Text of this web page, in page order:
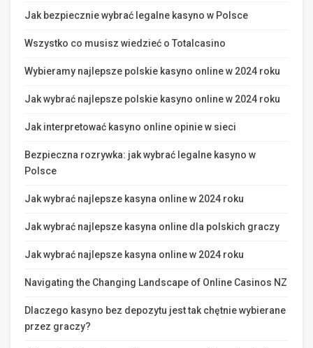
Jak bezpiecznie wybrać legalne kasyno w Polsce
Wszystko co musisz wiedzieć o Totalcasino
Wybieramy najlepsze polskie kasyno online w 2024 roku
Jak wybrać najlepsze polskie kasyno online w 2024 roku
Jak interpretować kasyno online opinie w sieci
Bezpieczna rozrywka: jak wybrać legalne kasyno w
Polsce
Jak wybrać najlepsze kasyna online w 2024 roku
Jak wybrać najlepsze kasyna online dla polskich graczy
Jak wybrać najlepsze kasyna online w 2024 roku
Navigating the Changing Landscape of Online Casinos NZ
Dlaczego kasyno bez depozytu jest tak chętnie wybierane
przez graczy?